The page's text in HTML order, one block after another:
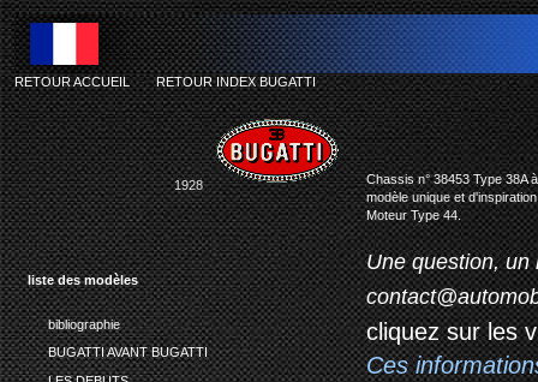
liste des modèles
bibliographie
BUGATTI AVANT BUGATTI
RETOUR ACCUEIL-RETOUR INDEX BUGATTI
1928
Chassis n° 38453 Type 38A
modèle unique et
Moteur Type 44.
Une question, un
cliquez sur les
Ces